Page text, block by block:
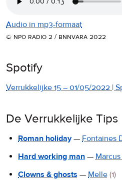
Audio in mp3-formaat
© npo radio 2 / bnnvara 2022
Spotify
Verrukkelijke 15 – 01/05/2022 |
De Verrukkelijke Tips
Roman holiday— Fontaines
Hard working man —
Clowns & ghosts — Melle (1)